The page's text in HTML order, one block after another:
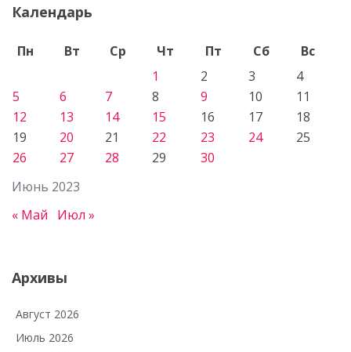
Календарь
Июнь 2023
Пн Вт Ср Чт Пт Сб
Вс
1
2 3
4
5
6 7 8 9 10
11
12
13 14 15 16 17
18
19
20 21 22 23 24
25
26
27 28 29 30
« Май Июл »
Архивы
Август 2026
Июль 2026